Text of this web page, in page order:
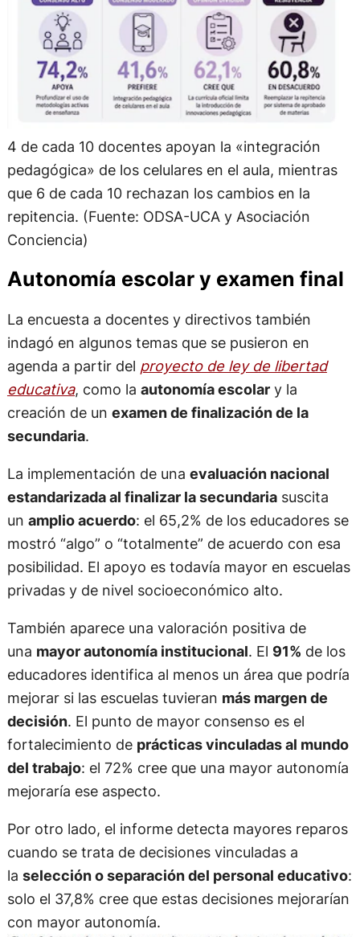
4 de cada 10 docentes apoyan la «integración
pedagógica» de los celulares en el aula, mientras
que 6 de cada 10 rechazan los cambios en la
repitencia. (Fuente: ODSA-UCA y Asociación
Conciencia)
Autonomía escolar y examen final
La encuesta a docentes y directivos también
indagó en algunos temas que se pusieron en
agenda a partir del proyecto de ley de libertad
educativa, como la autonomía escolary la
creación de un examen de finalización de la
secundaria.
La implementación de una evaluación nacional
estandarizada al finalizar la secundariasuscita
un amplio acuerdo: el 65,2% de los educadores se
mostró “algo” o “totalmente” de acuerdo con esa
posibilidad. El apoyo es todavía mayor en escuelas
privadas y de nivel socioeconómico alto.
También aparece una valoración positiva de
una mayor autonomía institucional. El 91% de los
educadores identifica al menos un área que podría
mejorar si las escuelas tuvieran más margen de
decisión. El punto de mayor consenso es el
fortalecimiento de prácticas vinculadas al mundo
del trabajo: el 72% cree que una mayor autonomía
mejoraría ese aspecto.
Por otro lado, el informe detecta mayores reparos
cuando se trata de decisiones vinculadas a
la selección o separación del personal educativo:
solo el 37,8% cree que estas decisiones mejorarían
con mayor autonomía.